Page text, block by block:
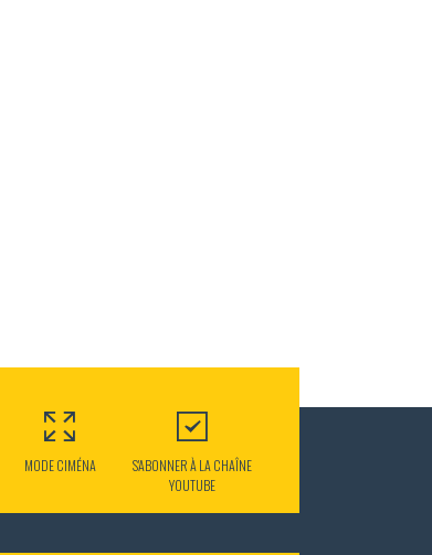
MODE CIMÉNA
S'ABONNER À LA CHAÎNE
YOUTUBE